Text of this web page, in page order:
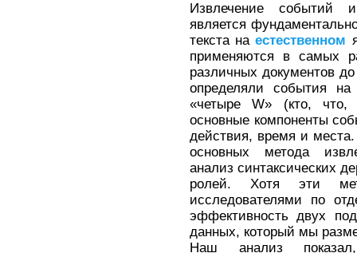
Извлечение событий
является
текста наестественном
применяются в самых
различных документов
определяли события на
«четыре W» (кто, что,
основные компоненты
действия, время и
основных метода
анализ синтаксических
ролей. Хотя эти
исследователями по
эффективность двух
данных, который мы
Наш анализ